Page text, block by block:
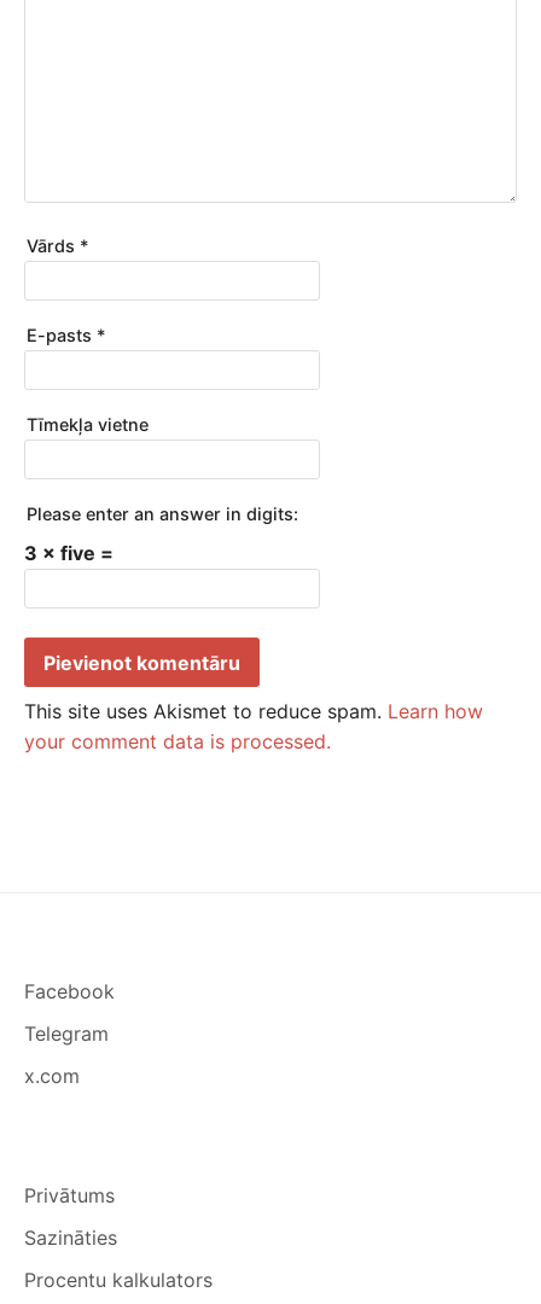
Vārds *
E-pasts *
Tīmekļa vietne
Please enter an answer in digits:
3 × five =
This site uses Akismet to reduce spam. Learn how
your comment data is processed.
Facebook
Telegram
x.com
Privātums
Sazināties
Procentu kalkulators